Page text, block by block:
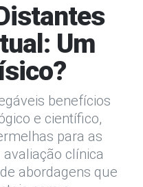
Um
benefícios
e científico,
para as
clínica
abordagens que